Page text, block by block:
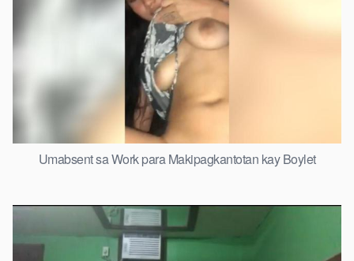
Umabsent sa Work para Makipagkantotan kay Boylet